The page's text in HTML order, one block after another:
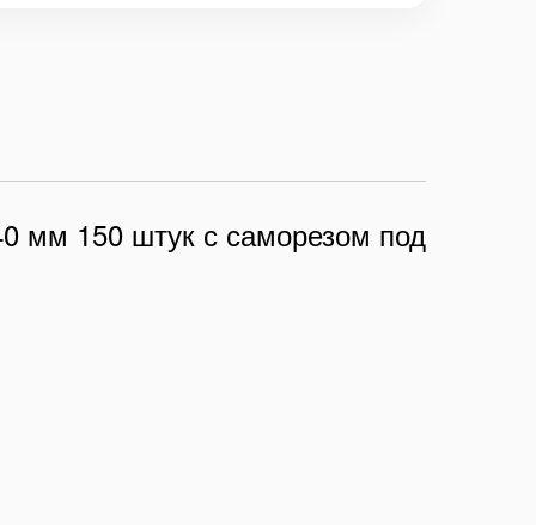
мм 150 штук с саморезом под